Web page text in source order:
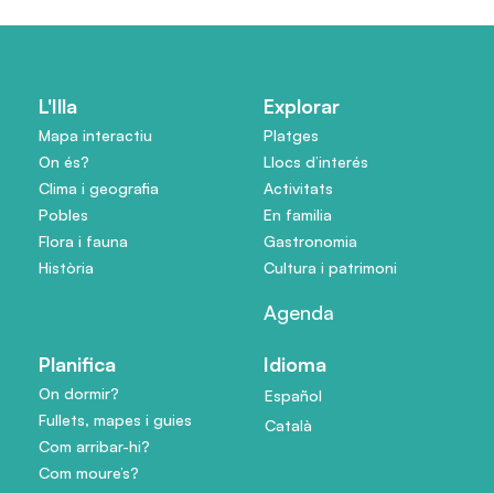
L'Illa
Mapa interactiu
On és?
Clima i geografia
Pobles
Flora i fauna
Història
Explorar
Platges
Llocs d’interés
Activitats
En familia
Gastronomia
Cultura i patrimoni
Agenda
Planifica
On dormir?
Fullets, mapes i guies
Com arribar-hi?
Com moure’s?
Idioma
Español
Català